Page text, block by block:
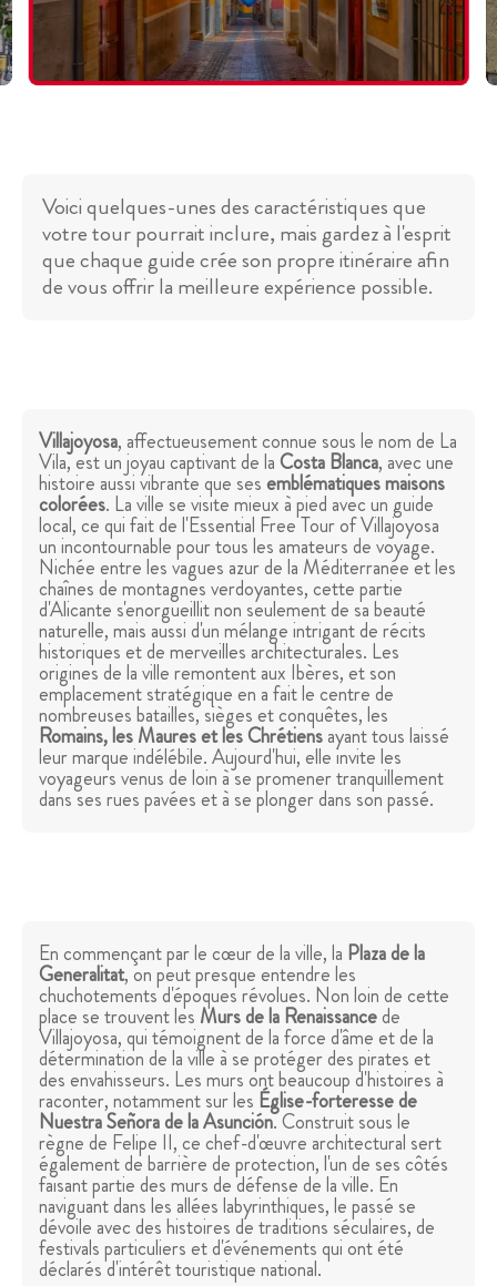
Voici quelques-unes des caractéristiques que
votre tour pourrait inclure, mais gardez à l'esprit
que chaque guide crée son propre itinéraire afin
de vous offrir la meilleure expérience possible.
Villajoyosa, affectueusement connue sous le nom de La
Vila, est un joyau captivant de laCosta Blanca, avec une
histoire aussi vibrante que sesemblématiques maisons
colorées. La ville se visite mieux à pied avec un guide
local, ce qui fait de l'Essential Free Tour of Villajoyosa
un incontournable pour tous les amateurs de voyage.
Nichée entre les vagues azur de la Méditerranée et les
chaînes de montagnes verdoyantes, cette partie
d'Alicante s'enorgueillit non seulement de sa beauté
naturelle, mais aussi d'un mélange intrigant de récits
historiques et de merveilles architecturales. Les
origines de la ville remontent aux Ibères, et son
emplacement stratégique en a fait le centre de
nombreuses batailles, sièges et conquêtes, les
Romains, les Maures et les Chrétiensayant tous laissé
leur marque indélébile. Aujourd'hui, elle invite les
voyageurs venus de loin à se promener tranquillement
dans ses rues pavées et à se plonger dans son passé.
En commençant par le cœur de la ville, la Plaza de la
Generalitat, on peut presque entendre les
chuchotements d'époques révolues. Non loin de cette
place se trouvent les Murs de la Renaissancede
Villajoyosa, qui témoignent de la force d'âme et de la
détermination de la ville à se protéger des pirates et
des envahisseurs. Les murs ont beaucoup d'histoires à
raconter, notamment sur les Église-forteresse de
Nuestra Señora de la Asunción. Construit sous le
règne de Felipe II, ce chef-d'œuvre architectural sert
également de barrière de protection, l'un de ses côtés
faisant partie des murs de défense de la ville. En
naviguant dans les allées labyrinthiques, le passé se
dévoile avec des histoires de traditions séculaires, de
festivals particuliers et d'événements qui ont été
déclarés d'intérêt touristique national.